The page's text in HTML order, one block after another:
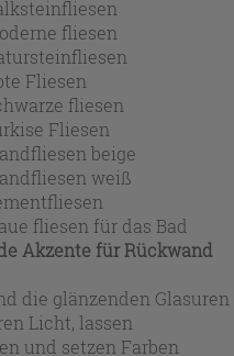
fliesen
Fliesen
fliesen
Fliesen
beige
weiß
fliesen für das Bad
Akzente für Rückwand
die glänzenden Glasuren
Licht, lassen
und setzen Farben